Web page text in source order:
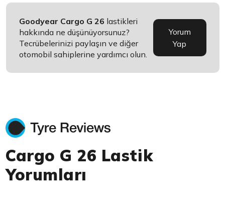
Goodyear Cargo G 26 lastikleri
hakkında ne düşünüyorsunuz?
Tecrübelerinizi paylaşın ve diğer
otomobil sahiplerine yardımcı olun.
Yorum
Yap
Cargo G 26 Lastik
Yorumları